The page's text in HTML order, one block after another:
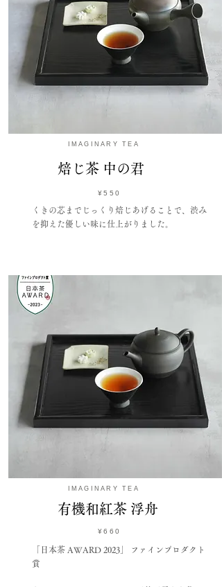
IMAGINARY TEA
​焙じ茶 中の君
¥550
くきの芯までじっくり焙じあげることで、渋み
を抑えた優しい味に仕上がりました。
IMAGINARY TEA
​有機和紅茶 浮舟
¥660
「日本茶 AWARD 2023」 ファインプロダクト
賞